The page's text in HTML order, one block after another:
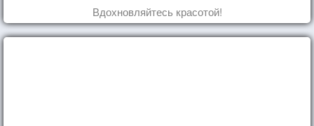
Вдохновляйтесь красотой!